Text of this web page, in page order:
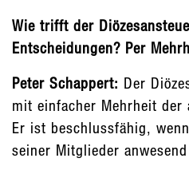
Wie trifft der
Entscheidungen? Per
Peter Schappert: Der
mit einfacher Mehrheit der
Er ist beschlussfähig,
seiner Mitglieder